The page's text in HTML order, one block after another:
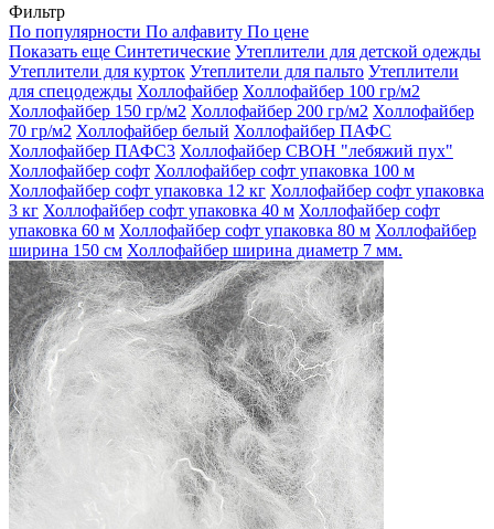
Фильтр
По популярности По алфавиту По цене
Показать еще Синтетические Утеплители для детской одежды
Утеплители для курток Утеплители для пальто Утеплители
для спецодежды Холлофайбер Холлофайбер 100 гр/м2
Холлофайбер 150 гр/м2 Холлофайбер 200 гр/м2 Холлофайбер
70 гр/м2 Холлофайбер белый Холлофайбер ПАФС
Холлофайбер ПАФС3 Холлофайбер СВОН "лебяжий пух"
Холлофайбер софт Холлофайбер софт упаковка 100 м
Холлофайбер софт упаковка 12 кг Холлофайбер софт упаковка
3 кг Холлофайбер софт упаковка 40 м Холлофайбер софт
упаковка 60 м Холлофайбер софт упаковка 80 м Холлофайбер
ширина 150 см Холлофайбер ширина диаметр 7 мм.